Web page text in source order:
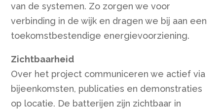
van de systemen. Zo zorgen we voor
verbinding in de wijk en dragen we bij aan een
toekomstbestendige energievoorziening.
Zichtbaarheid
Over het project communiceren we actief via
bijeenkomsten, publicaties en demonstraties
op locatie. De batterijen zijn zichtbaar in